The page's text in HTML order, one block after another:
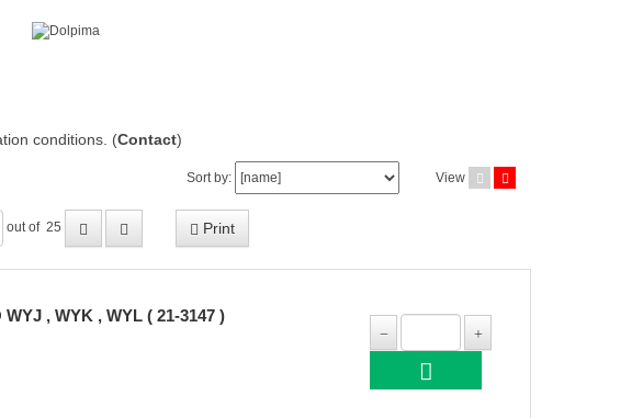
conditions. (Contact)
Sort by: View
out of 25 Print
, WYK , WYL ( 21-3147 )